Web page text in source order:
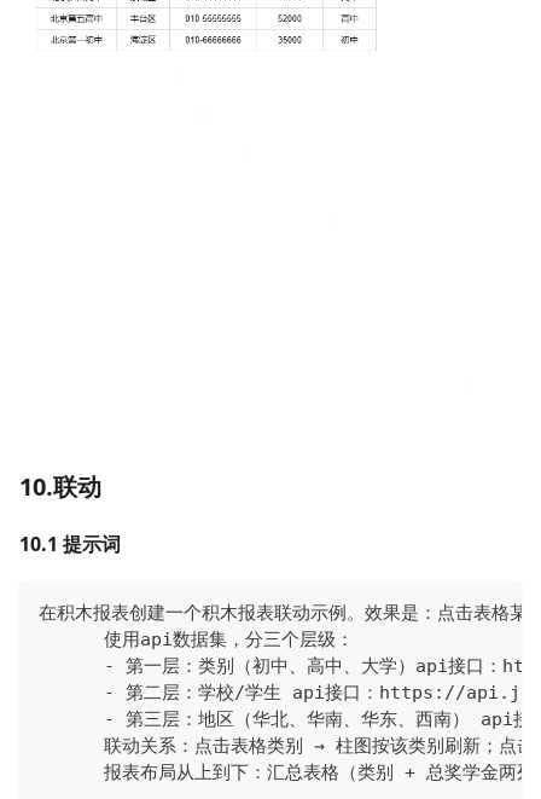
10.联动
10.1 提示词
在积木报表创建一个积木报表联动示例。效果是：点击表格
      使用api数据集，分三个层级：
-
第一层：类别（初中、高中、大学）api接口：
-
第二层：学校/学生 api接口：https : //api .
-
第三层：地区（华北、华南、华东、西南） api
联动关系：点击表格类别 → 柱图按该类别刷新；点
      报表布局从上到下：汇总表格（类别
+ 总奖学金两